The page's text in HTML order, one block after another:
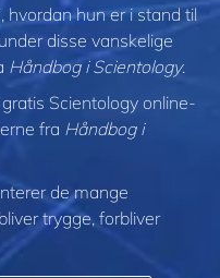
hvordan hun er i stand til
disse vanskelige
Håndbog i Scientology.
Scientology online-
fra Håndbog i
de mange
trygge, forbliver